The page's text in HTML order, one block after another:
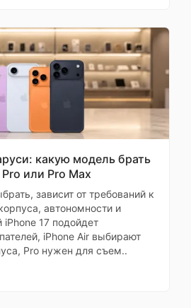
"Camera Control",
которая может быть
использована не
только в качестве
спуска затвора
камеры, но и для
расширенных
настроек съемки.
iPhone 16 Plus имеет
яркий дисплей с
разрешением
2796x1290 пикселей и
яркостью до 2000 нит
в пике, что
обеспечивает четкое
изображение даже
цену
получаешь
и
Если
от других
какую модель брать
или Pro Max
зависит от требований к
автономности и
17 подойдет
iPhone Air выбирают
Pro нужен для съем..